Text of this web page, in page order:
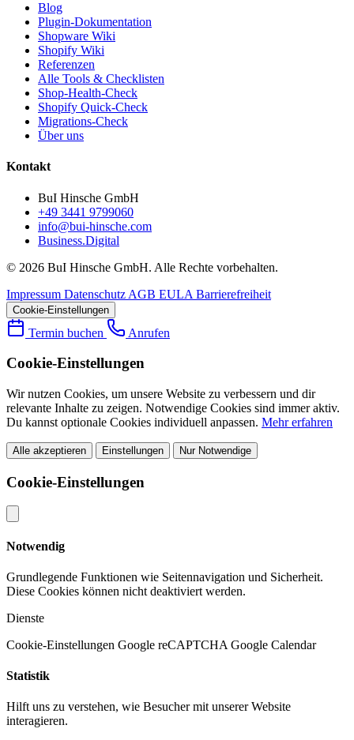
Blog
Plugin-Dokumentation
Shopware Wiki
Shopify Wiki
Referenzen
Alle Tools & Checklisten
Shop-Health-Check
Shopify Quick-Check
Migrations-Check
Über uns
Kontakt
BuI Hinsche GmbH
+49 3441 9799060
info@bui-hinsche.com
Business.Digital
© 2026 BuI Hinsche GmbH. Alle Rechte vorbehalten.
Impressum Datenschutz AGB EULA Barrierefreiheit
Cookie-Einstellungen
Termin buchen Anrufen
Cookie-Einstellungen
Wir nutzen Cookies, um unsere Website zu verbessern und dir
relevante Inhalte zu zeigen. Notwendige Cookies sind immer aktiv.
Du kannst optionale Cookies individuell anpassen. Mehr erfahren
Alle akzeptieren Einstellungen Nur Notwendige
Cookie-Einstellungen
Notwendig
Grundlegende Funktionen wie Seitennavigation und Sicherheit.
Diese Cookies können nicht deaktiviert werden.
Dienste
Cookie-Einstellungen Google reCAPTCHA Google Calendar
Statistik
Hilft uns zu verstehen, wie Besucher mit unserer Website
interagieren.